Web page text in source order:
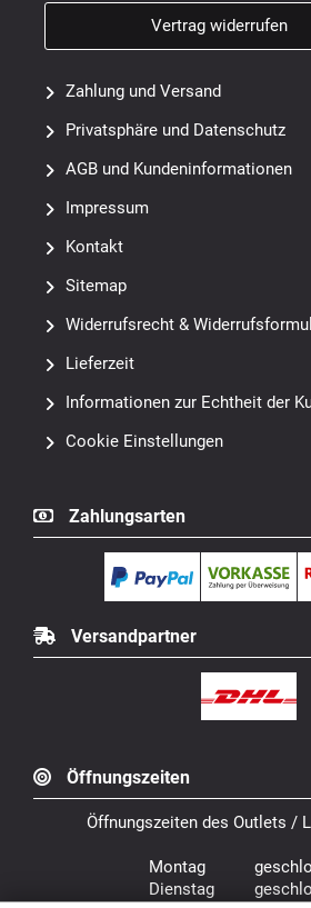
Vertrag widerrufen
Zahlung und Versand
Privatsphäre und Datenschutz
AGB und Kundeninformationen
Impressum
Kontakt
Sitemap
Widerrufsrecht &
Lieferzeit
Informationen zur Echtheit der
Cookie Einstellungen
Zahlungsarten
Versandpartner
Öffnungszeiten
Öffnungszeiten des Outlets /
Montag
Dienstag